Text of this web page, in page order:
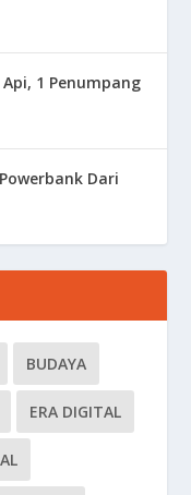
1 Penumpang
Dari
BUDAYA
ERA DIGITAL